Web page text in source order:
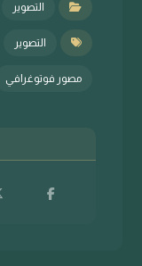
التصوير
التصوير
مصور فوتوغرافي